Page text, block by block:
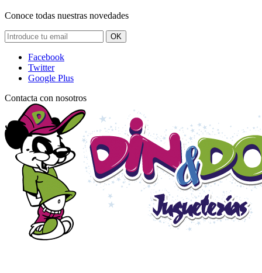
Conoce todas nuestras novedades
OK
Facebook
Twitter
Google Plus
Contacta con nosotros